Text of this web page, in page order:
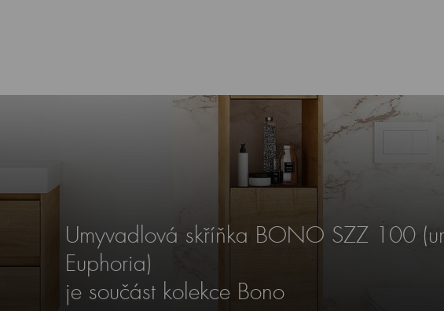
Umyvadlová skříňka BONO SZZ 100
Euphoria)
je součást kolekce Bono